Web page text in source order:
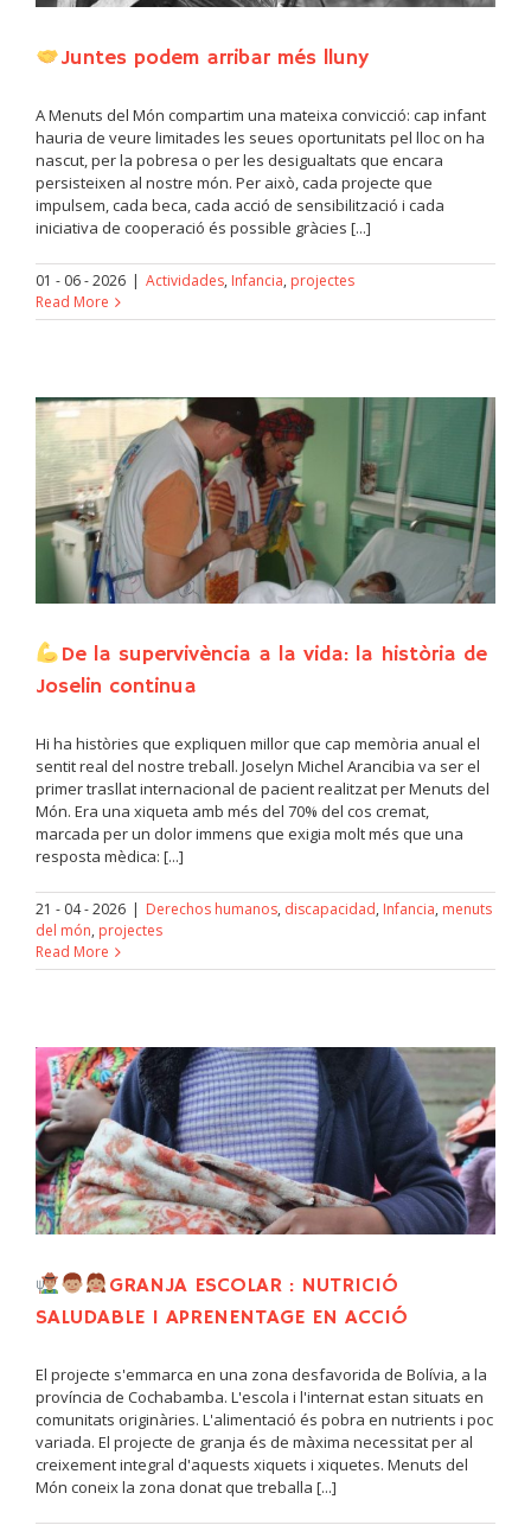
Juntes podem arribar més lluny
A Menuts del Món compartim una mateixa convicció: cap infant
hauria de veure limitades les seues oportunitats pel lloc on ha
nascut, per la pobresa o per les desigualtats que encara
persisteixen al nostre món. Per això, cada projecte que
impulsem, cada beca, cada acció de sensibilització i cada
iniciativa de cooperació és possible gràcies [...]
01 - 06 - 2026 | Actividades, Infancia, projectes
Read More
De la supervivència a la vida: la història de
Joselin continua
Hi ha històries que expliquen millor que cap memòria anual el
sentit real del nostre treball. Joselyn Michel Arancibia va ser el
primer trasllat internacional de pacient realitzat per Menuts del
Món. Era una xiqueta amb més del 70% del cos cremat,
marcada per un dolor immens que exigia molt més que una
resposta mèdica: [...]
21 - 04 - 2026 Derechos humanos, discapacidad, Infancia, menuts
del món, projectes
Read More
GRANJA ESCOLAR : NUTRICIÓ
SALUDABLE I APRENENTAGE EN ACCIÓ
El projecte s'emmarca en una zona desfavorida de Bolívia, a la
província de Cochabamba. L'escola i l'internat estan situats en
comunitats originàries. L'alimentació és pobra en nutrients i poc
variada. El projecte de granja és de màxima necessitat per al
creixement integral d'aquests xiquets i xiquetes. Menuts del
Món coneix la zona donat que treballa [...]